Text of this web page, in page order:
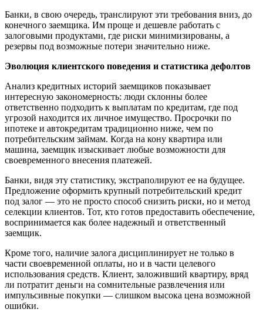
Банки, в свою очередь, транслируют эти требования вниз, до
конечного заемщика. Им проще и дешевле работать с
залоговыми продуктами, где риски минимизированы, а
резервы под возможные потери значительно ниже.
Эволюция клиентского поведения и статистика дефолтов
Анализ кредитных историй заемщиков показывает
интересную закономерность: люди склонны более
ответственно подходить к выплатам по кредитам, где под
угрозой находится их личное имущество. Просрочки по
ипотеке и автокредитам традиционно ниже, чем по
потребительским займам. Когда на кону квартира или
машина, заемщик изыскивает любые возможности для
своевременного внесения платежей.
Банки, видя эту статистику, экстраполируют ее на будущее.
Предложение оформить крупный потребительский кредит
под залог — это не просто способ снизить риски, но и метод
селекции клиентов. Тот, кто готов предоставить обеспечение,
воспринимается как более надежный и ответственный
заемщик.
Кроме того, наличие залога дисциплинирует не только в
части своевременной оплаты, но и в части целевого
использования средств. Клиент, заложивший квартиру, вряд
ли потратит деньги на сомнительные развлечения или
импульсивные покупки — слишком высока цена возможной
ошибки.